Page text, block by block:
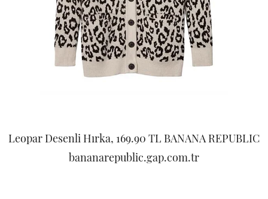
Leopar Desenli Hırka, 169.90 TL BANANA REPUBLIC
bananarepublic.gap.com.tr